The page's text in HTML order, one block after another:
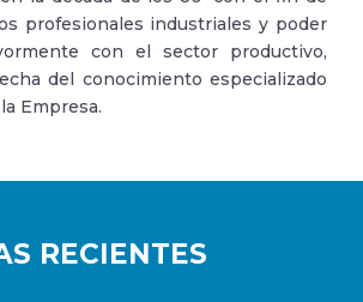
RECIENTES
profesionales industriales y poder
con el sector productivo,
del conocimiento especializado
Empresa.